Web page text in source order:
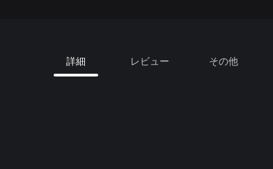
詳細 レビュー その他